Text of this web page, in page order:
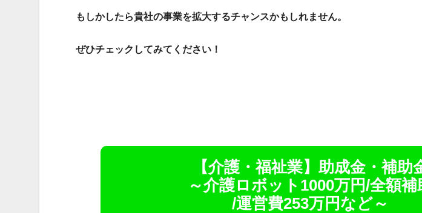
もしかしたら貴社の事業を拡大するチャンスかもしれません。
ぜひチェックしてみてください！
【介護・福祉業】助成金・補助
～介護ロボット1000万円/全額補
/運営費253万円など～